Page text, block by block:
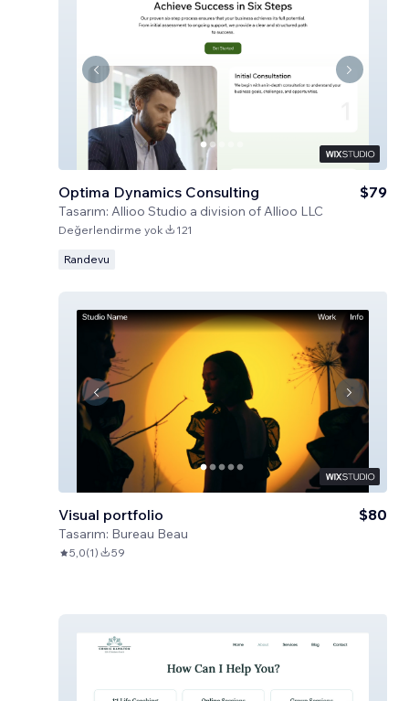
Optima Dynamics Consulting
Tasarım: Allioo Studio a division of Allioo LLC
$79
Değerlendirme yok 121
Randevu
Visual portfolio
Tasarım: Bureau Beau
$80
5,0(1) 59